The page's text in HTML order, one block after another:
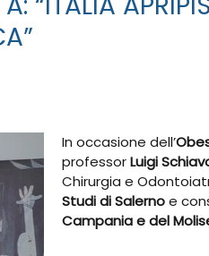
In occasione dell’
professorLuigi
Chirurgia e
Studi di Salernoe
Campania e del